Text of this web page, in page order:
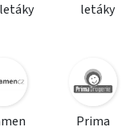
letáky
letáky
Prima